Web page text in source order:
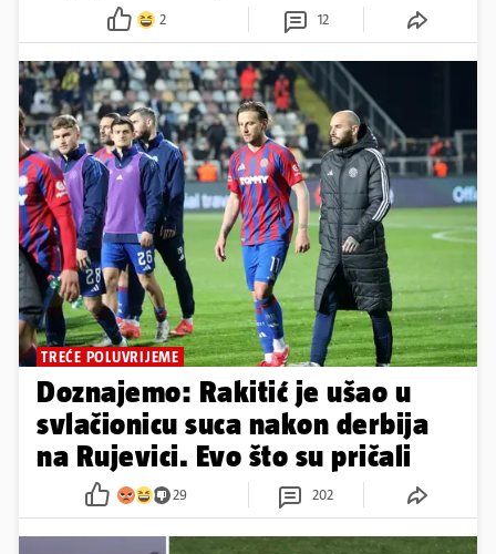
2 12
TREĆE POLUVRIJEME
Doznajemo: Rakitić je ušao u
svlačionicu suca nakon derbija
na Rujevici. Evo što su pričali
29 202